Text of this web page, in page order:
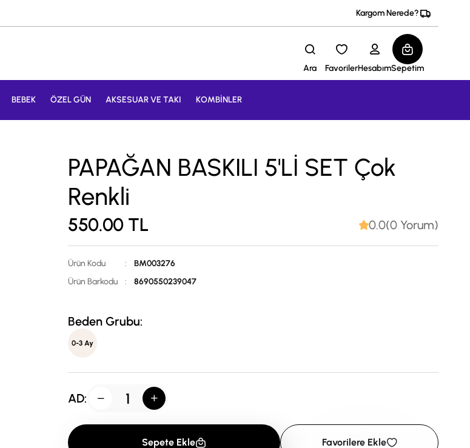
Kargom Nerede?
Ara FavorilerHesabımSepetim
BEBEK ÖZEL GÜN AKSESUAR VE TAKI KOMBİNLER
PAPAĞAN BASKILI 5'Lİ SET Çok
Renkli
550.00 TL 0.0(0 Yorum)
Ürün Kodu :
BM003276
Ürün Barkodu
: 8690550239047
Beden Grubu:
0-3 Ay
AD:
Sepete Ekle Favorilere Ekle